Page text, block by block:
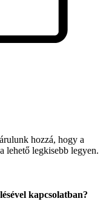
hozzá, hogy a
lehető legkisebb legyen.
kapcsolatban?